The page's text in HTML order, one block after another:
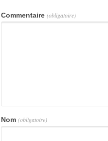
Commentaire (obligatoire)
Nom (obligatoire)